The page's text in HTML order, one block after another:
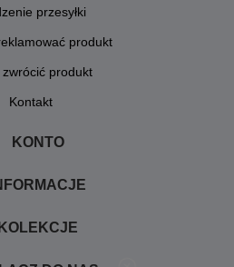
przesyłki
produkt
zwrócić produkt
Kontakt
KONTO
KOLEKCJE